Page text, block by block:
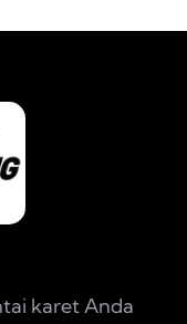
karet Anda